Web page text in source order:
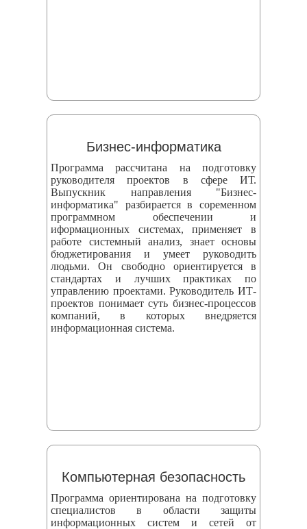
Бизнес-информатика
Программа рассчитана на подготовку
руководителя проектов в сфере ИТ.
Выпускник направления "Бизнес-
информатика" разбирается в соременном
программном обеспечении и
иформационных системах, применяет в
работе системный анализ, знает основы
бюджетирования и умеет руководить
людьми. Он свободно ориентируется в
стандартах и лучших практиках по
управлению проектами. Руководитель ИТ-
проектов понимает суть бизнес-процессов
компаний, в которых внедряется
информационная система.
Компьютерная безопасность
Программа ориентирована на подготовку
специалистов в области защиты
информационных систем и сетей от